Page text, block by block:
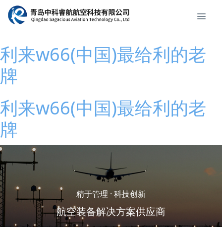
利来w66(中国)最给利的老
牌
利来w66(中国)最给利的老
牌
精于管理 · 科技创新
航空装备解决方案供应商